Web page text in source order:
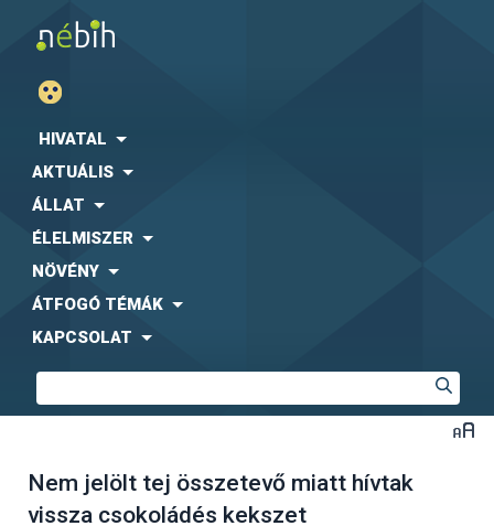
HIVATAL
AKTUÁLIS
ÁLLAT
ÉLELMISZER
NÖVÉNY
ÁTFOGÓ TÉMÁK
KAPCSOLAT
Nem jelölt tej összetevő miatt hívtak
vissza csokoládés kekszet